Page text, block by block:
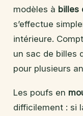
modèles à billes
s’effectue
intérieure.
un sac de billes
pour plusieurs
Les poufs en
difficilement : si